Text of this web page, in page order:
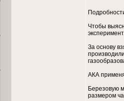
Чтобы
За основу
АКА
Березовую
размером